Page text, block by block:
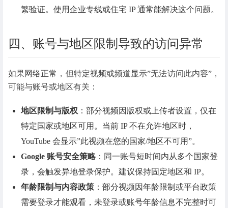
繁验证。使用企业专线或住宅 IP 通常能解决这个问题。
四、账号与地区限制导致的访问异常
如果网络正常，但特定视频或频道显示”无法访问此内容”，
可能与账号或地区有关：
地区限制与版权 ：部分视频因版权或上传者设置，仅在
特定国家或地区可用。当前 IP 不在允许地区时，
YouTube 会显示”此视频在您的国家/地区不可用”。
Google 账号安全策略 ：同一账号短时间内从多个国家登
录，会触发异地登录保护。建议保持固定地区和 IP。
年龄限制与内容政策 ：部分视频因年龄限制或平台政策
需要登录才能观看，未登录或账号年龄信息不完整时可